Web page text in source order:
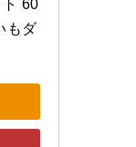
60
もダ